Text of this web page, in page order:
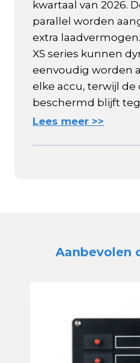
kwartaal van 2026.
parallel worden
extra
XS series kunnen
eenvoudig worden
elke accu, terwijl de
beschermd blijft
Lees meer >>
Aanbevolen